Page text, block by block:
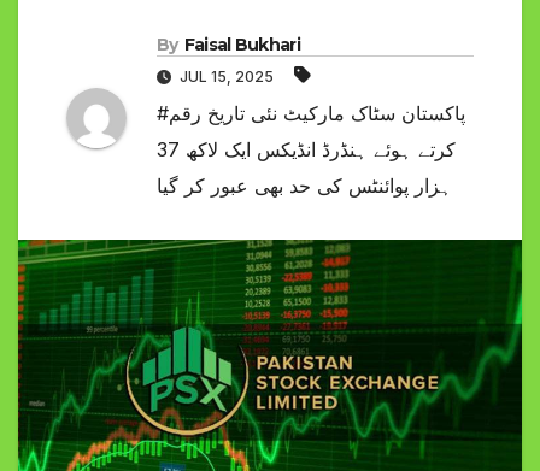
By Faisal Bukhari
JUL 15, 2025
#پاکستان سٹاک مارکیٹ نئی تاریخ رقم
کرتے ہوئے ہنڈرڈ انڈیکس ایک لاکھ 37
ہزار پوائنٹس کی حد بھی عبور کر گیا